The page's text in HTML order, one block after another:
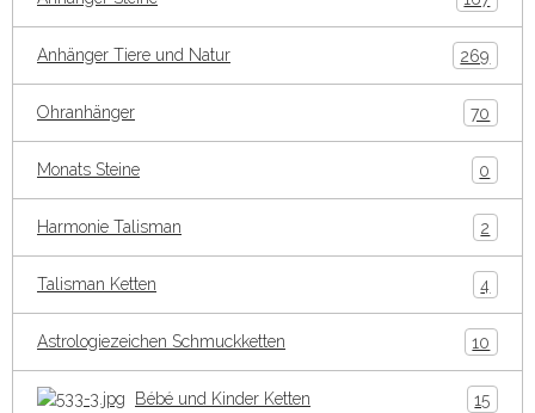
Anhänger Tiere und Natur 269
Ohranhänger 70
Monats Steine 0
Harmonie Talisman 2
Talisman Ketten 4
Astrologiezeichen Schmuckketten 10
Bébé und Kinder Ketten 15